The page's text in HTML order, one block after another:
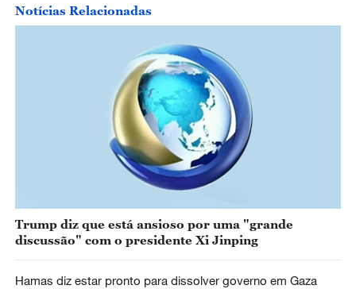
Notícias Relacionadas
Trump diz que está ansioso por uma "grande
discussão" com o presidente Xi Jinping
Hamas diz estar pronto para dissolver governo em Gaza